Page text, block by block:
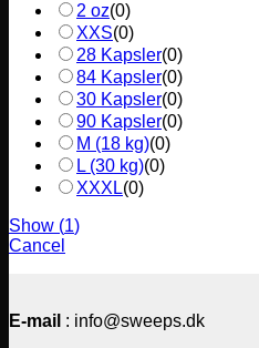
2 oz(0)
XXS(0)
28 Kapsler(0)
84 Kapsler(0)
30 Kapsler(0)
90 Kapsler(0)
M (18 kg)(0)
L (30 kg)(0)
XXXL(0)
Show (1)
Cancel
E-mail : info@sweeps.dk